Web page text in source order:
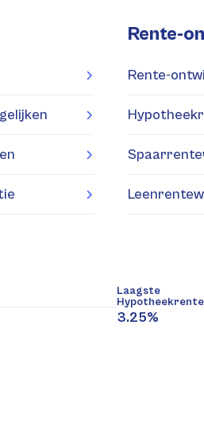
Rente-
Rente-
Laagste
Hypotheekrente
3.25%